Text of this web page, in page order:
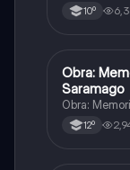
10º
Português
Obra:
Saramago
Obra:
12º